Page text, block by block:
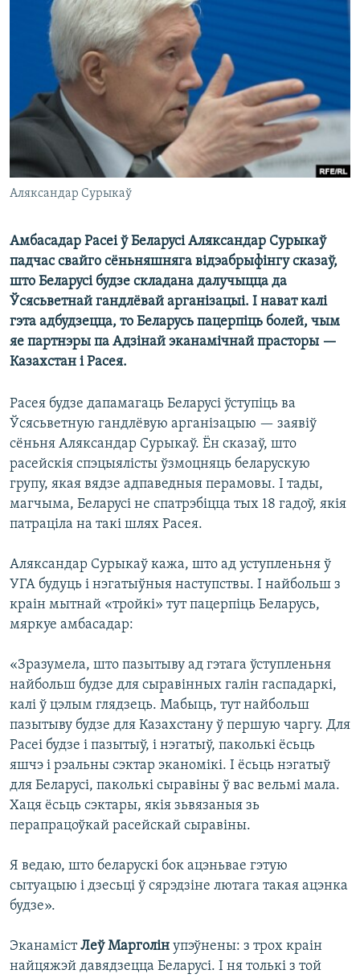
КУЛЬТУРА
КАЛЯНДАР
МОВА
НА ХВАЛЯХ СВАБОДЫ
Аляксандар Сурыкаў
Амбасадар Расеі ў Беларусі Аляксандар Сурыкаў
падчас свайго сёньняшняга відэабрыфінгу сказаў,
што Беларусі будзе складана далучыцца да
Ўсясьветнай гандлёвай арганізацыі. І нават калі
гэта адбудзецца, то Беларусь пацерпіць болей, чым
яе партнэры па Адзінай эканамічнай прасторы —
Казахстан і Расея.
Расея будзе дапамагаць Беларусі ўступіць ва
Ўсясьветную гандлёвую арганізацыю — заявіў
сёньня Аляксандар Сурыкаў. Ён сказаў, што
расейскія спэцыялісты ўзмоцняць беларускую
групу, якая вядзе адпаведныя перамовы. І тады,
магчыма, Беларусі не спатрэбіцца тых 18 гадоў, якія
патраціла на такі шлях Расея.
Аляксандар Сурыкаў кажа, што ад уступленьня ў
УГА будуць і нэгатыўныя наступствы. І найбольш з
краін мытнай «тройкі» тут пацерпіць Беларусь,
мяркуе амбасадар:
«Зразумела, што пазытыву ад гэтага ўступленьня
найбольш будзе для сыравінных галін гаспадаркі,
калі ў цэлым глядзець. Мабыць, тут найбольш
пазытыву будзе для Казахстану ў першую чаргу. Для
Расеі будзе і пазытыў, і нэгатыў, паколькі ёсьць
яшчэ і рэальны сэктар эканомікі. І ёсьць нэгатыў
для Беларусі, паколькі сыравіны ў вас вельмі мала.
Хаця ёсьць сэктары, якія зьвязаныя зь
перапрацоўкай расейскай сыравіны.
Я ведаю, што беларускі бок ацэньвае гэтую
сытуацыю і дзесьці ў сярэдзіне лютага такая ацэнка
будзе».
ЭканамістЛеў Марголін упэўнены: з трох краін
найцяжэй давядзецца Беларусі. І ня толькі з той